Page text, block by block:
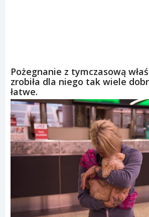
Pożegnanie z tymczasową
zrobiła dla niego tak wiele
łatwe.